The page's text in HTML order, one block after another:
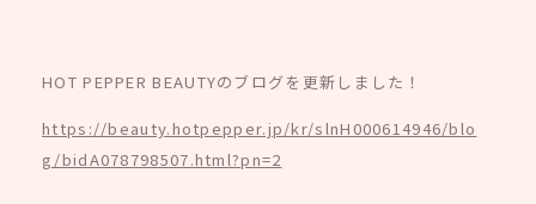
HOT PEPPER BEAUTYのブログを更新しました！
https://beauty.hotpepper.jp/kr/slnH000614946/blo
g/bidA078798507.html?pn=2